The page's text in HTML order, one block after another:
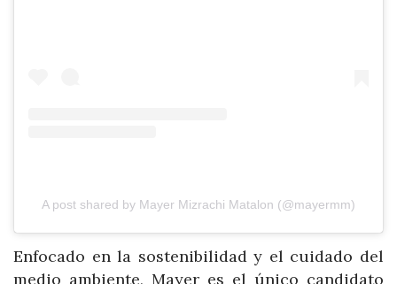
A post shared by Mayer Mizrachi Matalon (@mayermm)
Enfocado en la sostenibilidad y el cuidado del
medio ambiente, Mayer es el único candidato